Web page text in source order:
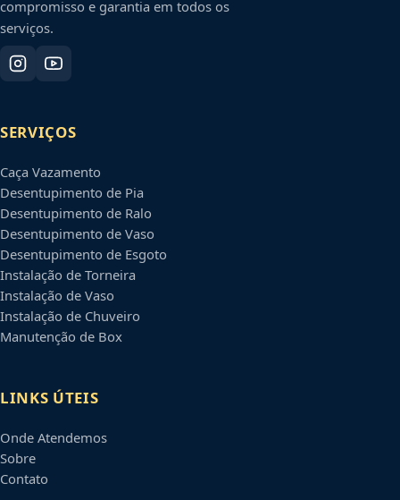
compromisso e garantia em todos os
serviços.
SERVIÇOS
Caça Vazamento
Desentupimento de Pia
Desentupimento de Ralo
Desentupimento de Vaso
Desentupimento de Esgoto
Instalação de Torneira
Instalação de Vaso
Instalação de Chuveiro
Manutenção de Box
LINKS ÚTEIS
Onde Atendemos
Sobre
Contato